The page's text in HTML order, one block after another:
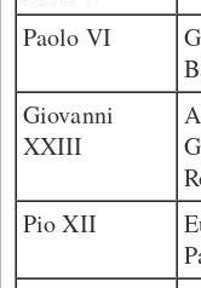
Paolo VI
Giovanni
XXIII
Pio XII